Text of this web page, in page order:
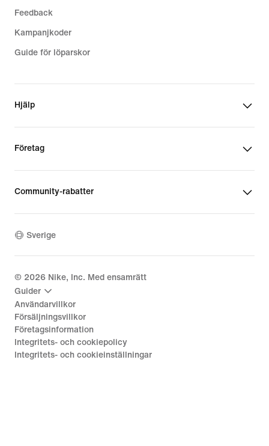
Feedback
Kampanjkoder
Guide för löparskor
Hjälp
Företag
Community-rabatter
Sverige
© 2026 Nike, Inc. Med ensamrätt
Guider
Användarvillkor
Försäljningsvillkor
Företagsinformation
Integritets- och cookiepolicy
Integritets- och cookieinställningar